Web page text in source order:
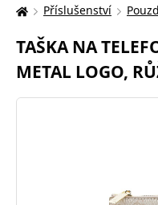
Zde
nacházíte:
Příslušenství
TAŠKA NA
METAL LOGO,